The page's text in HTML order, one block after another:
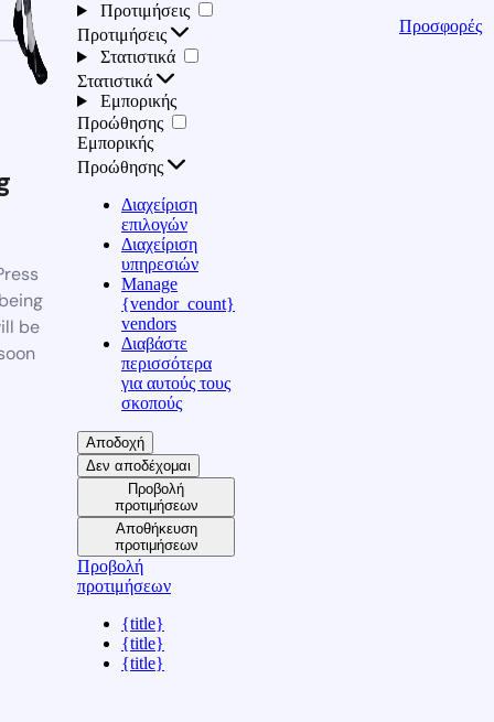
be
Προτιμήσεις
Προτιμήσεις
Στατιστικά
Στατιστικά
Εμπορικής
Προώθησης
Εμπορικής
Προώθησης
Διαχείριση
επιλογών
Διαχείριση
υπηρεσιών
Manage
{vendor_count}
vendors
Διαβάστε
περισσότερα
για αυτούς τους
σκοπούς
Αποδοχή
Δεν αποδέχομαι
Προβολή
προτιμήσεων
Αποθήκευση
προτιμήσεων
Προβολή
προτιμήσεων
{title}
{title}
{title}
Προσφορές